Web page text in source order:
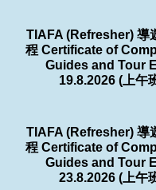
TIAFA (Refresher) 導
程 Certificate of
Guides and Tour
19.8.2026 (上午
TIAFA (Refresher) 導
程 Certificate of
Guides and Tour
23.8.2026 (上午